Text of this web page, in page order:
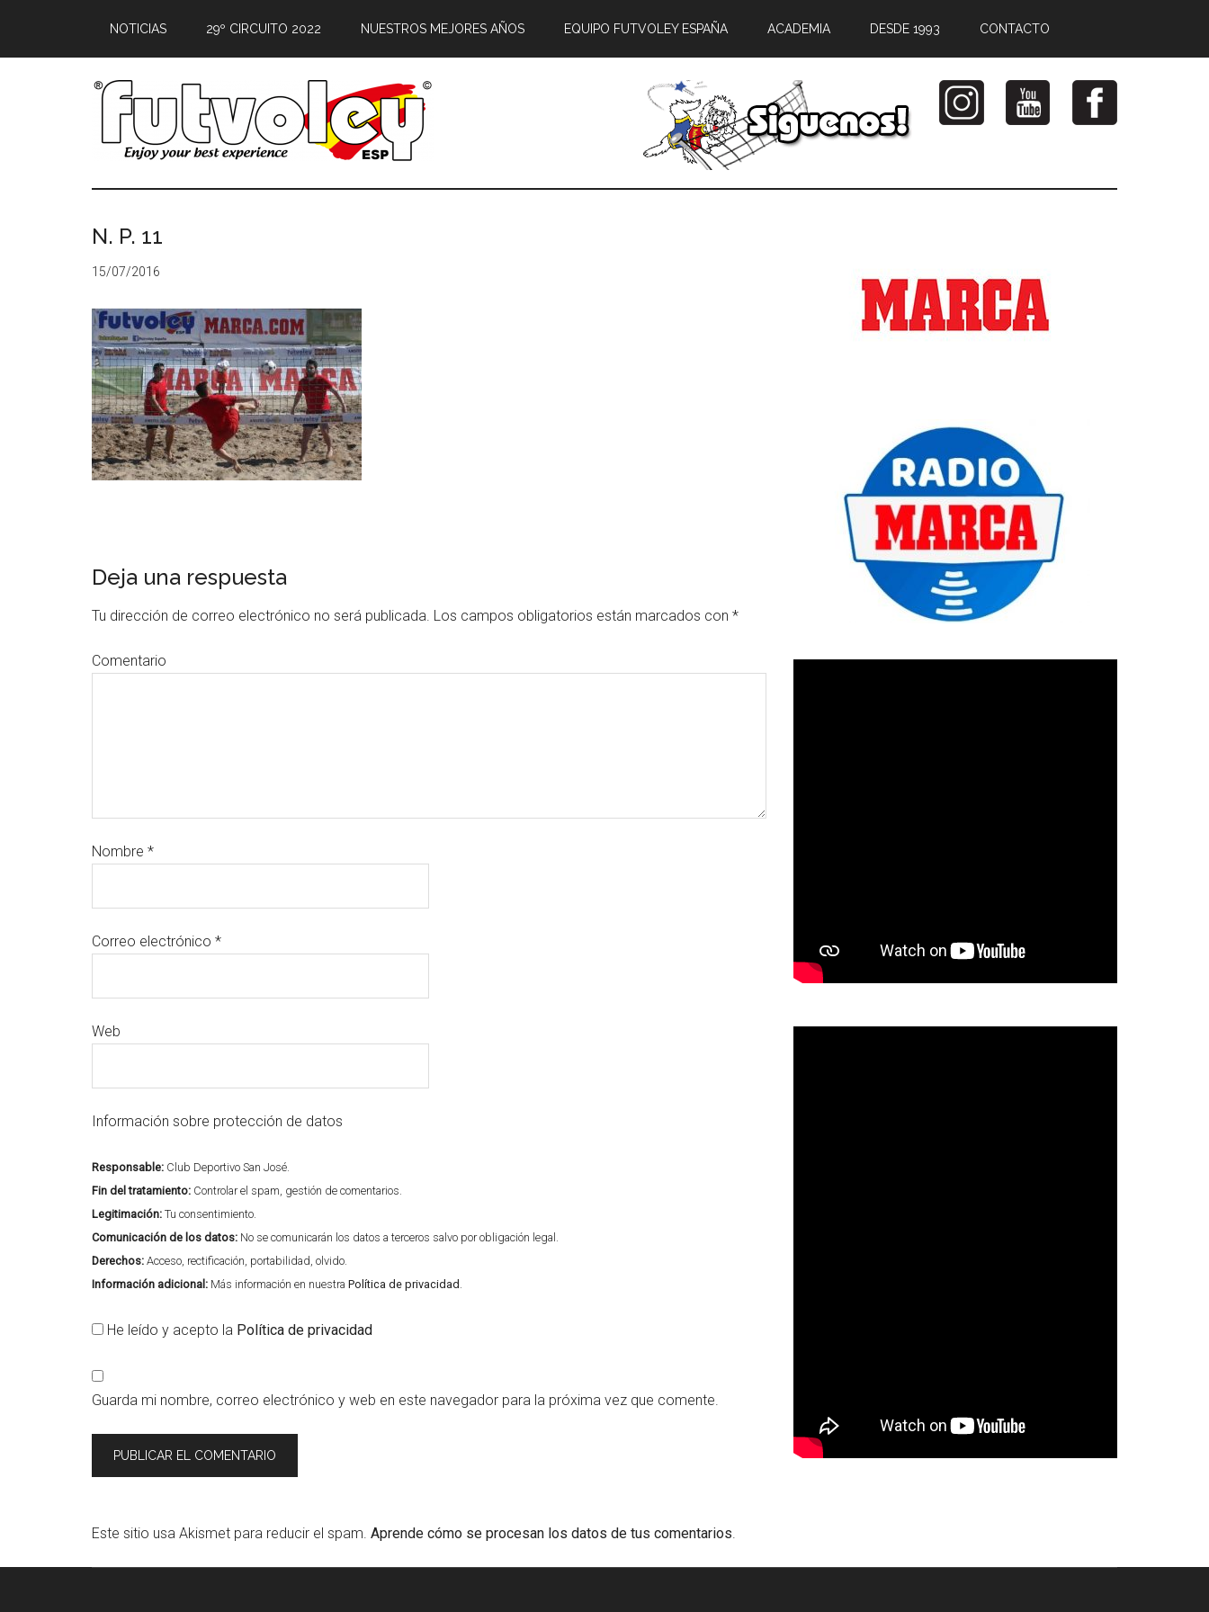
NOTICIAS 29º CIRCUITO 2022 NUESTROS MEJORES AÑOS EQUIPO FUTVOLEY ESPAÑA ACADEMIA DESDE 1993 CONTACTO
N. P. 11
15/07/2016
Deja una respuesta
Tu dirección de correo electrónico no será publicada. Los campos obligatorios están marcados con *
Comentario
Nombre *
Correo electrónico *
Web
Información sobre protección de datos
Responsable: Club Deportivo San José.
Fin del tratamiento: Controlar el spam, gestión de comentarios.
Legitimación: Tu consentimiento.
Comunicación de los datos: No se comunicarán los datos a terceros salvo por obligación legal.
Derechos: Acceso, rectificación, portabilidad, olvido.
Información adicional: Más información en nuestra Política de privacidad .
He leído y acepto la Política de privacidad
Guarda mi nombre, correo electrónico y web en este navegador para la próxima vez que comente.
Este sitio usa Akismet para reducir el spam. Aprende cómo se procesan los datos de tus comentarios.